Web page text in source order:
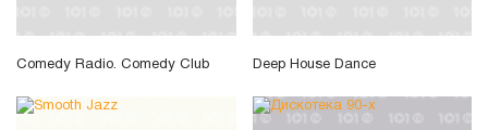
Comedy Radio. Comedy Club Deep House Dance